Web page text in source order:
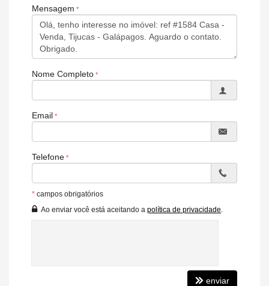
Área Gourmet entregue com churrasqueira e pia de mármore pronta
Acabamento de alto padrão
Paredes calfinadas
Características do Imóvel
Churrasqueira
Acabamento em Gesso
Piscina Privativa
Cozinha
Espaço Gourmet
Banheiro Social
Mensagem
Nome Completo
Email
Telefone
* campos obrigatórios
Ao enviar você está aceitando a política de privacidade.
enviar